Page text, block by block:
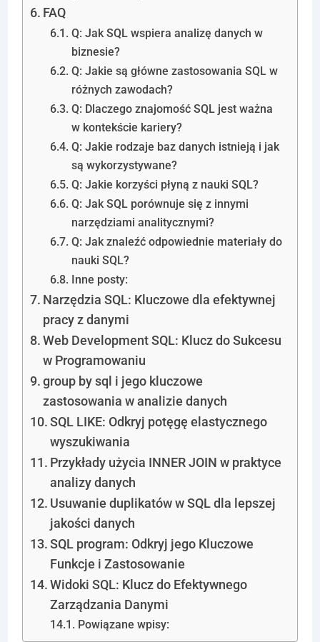
FAQ
Q: Jak SQL wspiera analizę danych w
biznesie?
Q: Jakie są główne zastosowania SQL w
różnych zawodach?
Q: Dlaczego znajomość SQL jest ważna
w kontekście kariery?
Q: Jakie rodzaje baz danych istnieją i jak
są wykorzystywane?
Q: Jakie korzyści płyną z nauki SQL?
Q: Jak SQL porównuje się z innymi
narzędziami analitycznymi?
Q: Jak znaleźć odpowiednie materiały do
nauki SQL?
Inne posty:
Narzędzia SQL: Kluczowe dla efektywnej
pracy z danymi
Web Development SQL: Klucz do Sukcesu
w Programowaniu
group by sql i jego kluczowe
zastosowania w analizie danych
SQL LIKE: Odkryj potęgę elastycznego
wyszukiwania
Przykłady użycia INNER JOIN w praktyce
analizy danych
Usuwanie duplikatów w SQL dla lepszej
jakości danych
SQL program: Odkryj jego Kluczowe
Funkcje i Zastosowanie
Widoki SQL: Klucz do Efektywnego
Zarządzania Danymi
Powiązane wpisy: